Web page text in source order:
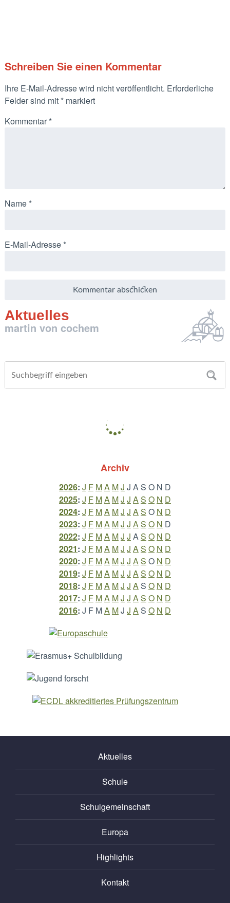
Schreiben Sie einen Kommentar
Ihre E-Mail-Adresse wird nicht veröffentlicht. Erforderliche
Felder sind mit *markiert
Kommentar *
Name *
E-Mail-Adresse *
Aktuelles
martin von cochem
Archiv
2026: J F MA MJ J AS O N D
2025: J F MA MJ J AS O N D
2024: J F MA MJ J AS O N D
2023: J F MA MJ J AS O N D
2022: J F MA MJ J AS O N D
2021: J F MA MJ J AS O N D
2020: J F MA MJ J AS O N D
2019: J F MA MJ J AS O N D
2018: J F MA MJ J AS O N D
2017: J F MA MJ J AS O N D
2016: J F MA MJ J AS O N D
Aktuelles
Schule
Schulgemeinschaft
Europa
Highlights
Kontakt